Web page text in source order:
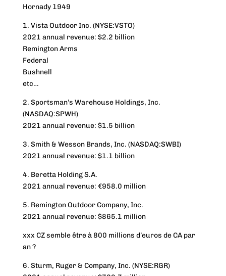
Hornady 1949
1. Vista Outdoor Inc. (NYSE:VSTO)
2021 annual revenue: $2.2 billion
Remington Arms
Federal
Bushnell
etc…
2. Sportsman’s Warehouse Holdings, Inc.
(NASDAQ:SPWH)
2021 annual revenue: $1.5 billion
3. Smith & Wesson Brands, Inc. (NASDAQ:SWBI)
2021 annual revenue: $1.1 billion
4. Beretta Holding S.A.
2021 annual revenue: €958.0 million
5. Remington Outdoor Company, Inc.
2021 annual revenue: $865.1 million
xxx CZ semble être à 800 millions d’euros de CA par
an ?
6. Sturm, Ruger & Company, Inc. (NYSE:RGR)